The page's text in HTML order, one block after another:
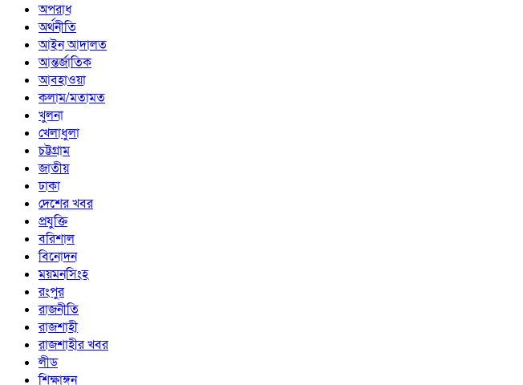
অপরাধ
অর্থনীতি
আইন আদালত
আন্তর্জাতিক
আবহাওয়া
কলাম/মতামত
খুলনা
খেলাধুলা
চট্টগ্রাম
জাতীয়
ঢাকা
দেশের খবর
প্রযুক্তি
বরিশাল
বিনোদন
ময়মনসিংহ
রংপুর
রাজনীতি
রাজশাহী
রাজশাহীর খবর
লীড
শিক্ষাঙ্গন